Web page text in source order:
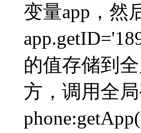
变量app，然
的值存储到
方，调用全